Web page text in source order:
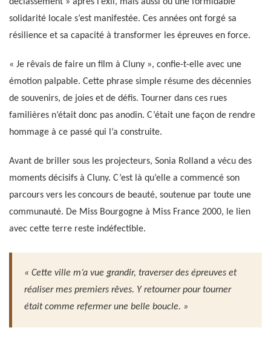
déclassement » après l’exil, mais aussi où une formidable
solidarité locale s’est manifestée. Ces années ont forgé sa
résilience et sa capacité à transformer les épreuves en force.
« Je rêvais de faire un film à Cluny », confie-t-elle avec une
émotion palpable. Cette phrase simple résume des décennies
de souvenirs, de joies et de défis. Tourner dans ces rues
familières n’était donc pas anodin. C’était une façon de rendre
hommage à ce passé qui l’a construite.
Avant de briller sous les projecteurs, Sonia Rolland a vécu des
moments décisifs à Cluny. C’est là qu’elle a commencé son
parcours vers les concours de beauté, soutenue par toute une
communauté. De Miss Bourgogne à Miss France 2000, le lien
avec cette terre reste indéfectible.
« Cette ville m’a vue grandir, traverser des épreuves et
réaliser mes premiers rêves. Y retourner pour tourner
était comme refermer une belle boucle. »